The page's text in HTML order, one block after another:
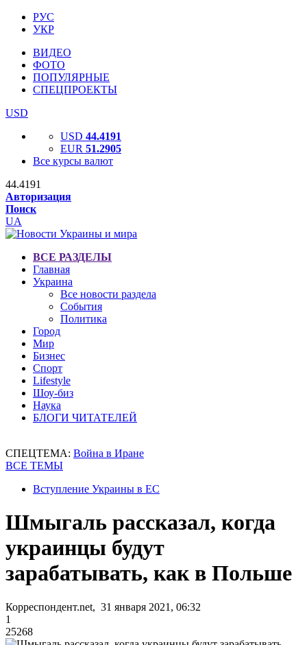
РУС
УКР
ВИДЕО
ФОТО
ПОПУЛЯРНЫЕ
СПЕЦПРОЕКТЫ
USD
USD 44.4191
EUR 51.2905
Все курсы валют
44.4191
Авторизация
Поиск
UA
ВСЕ РАЗДЕЛЫ
Главная
Украина
Все новости раздела
События
Политика
Город
Мир
Бизнес
Спорт
Lifestyle
Шоу-биз
Наука
БЛОГИ ЧИТАТЕЛЕЙ
СПЕЦТЕМА: Война в Иране
ВСЕ ТЕМЫ
Вступление Украины в ЕС
Шмыгаль рассказал, когда
украинцы будут
зарабатывать, как в Польше
Корреспондент.net, 31 января 2021, 06:32
1
25268